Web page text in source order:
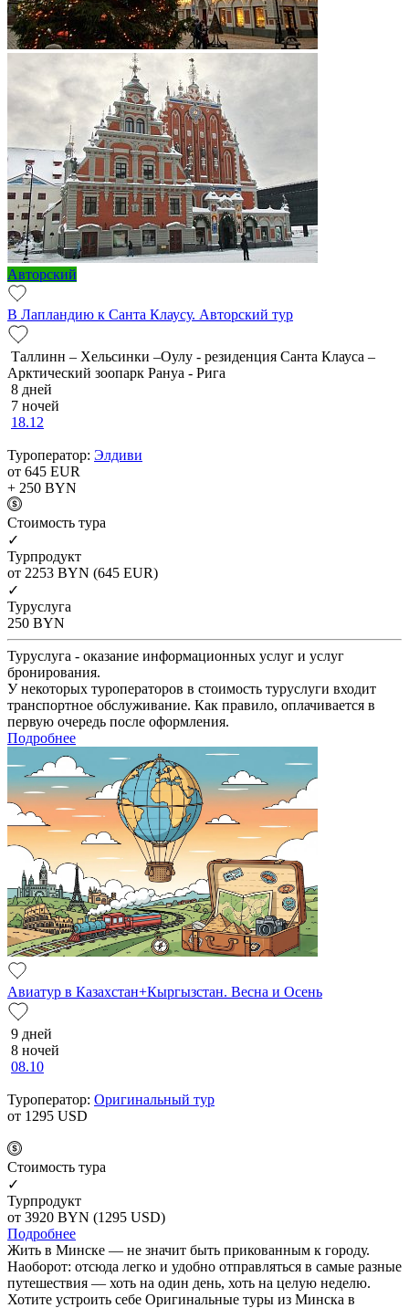
Авторский
В Лапландию к Санта Клаусу. Авторский тур
Таллинн – Хельсинки –Оулу - резиденция Санта Клауса –
Арктический зоопарк Рануа - Рига
8 дней
7 ночей
18.12
Туроператор: Элдиви
от 645 EUR
+ 250 BYN
Cтоимость тура
✓
Турпродукт
от 2253 BYN (645 EUR)
✓
Туруслуга
250 BYN
Туруслуга - оказание информационных услуг и услуг
бронирования.
У некоторых туроператоров в стоимость туруслуги входит
транспортное обслуживание. Как правило, оплачивается в
первую очередь после оформления.
Подробнее
Авиатур в Казахстан+Кыргызстан. Весна и Осень
9 дней
8 ночей
08.10
Туроператор: Оригинальный тур
от 1295 USD
Cтоимость тура
✓
Турпродукт
от 3920 BYN (1295 USD)
Подробнее
Жить в Минске — не значит быть прикованным к городу.
Наоборот: отсюда легко и удобно отправляться в самые разные
путешествия — хоть на один день, хоть на целую неделю.
Хотите устроить себе Оригинальные туры из Минска в